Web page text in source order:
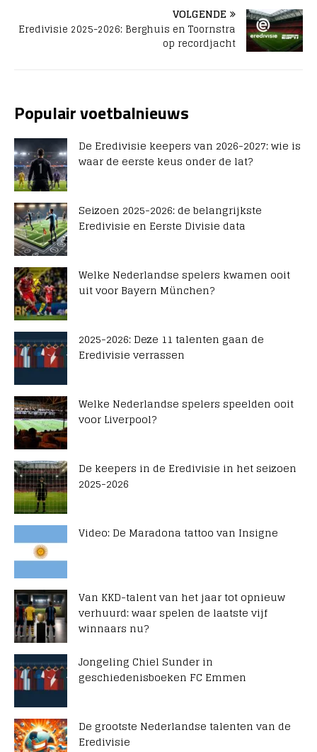
VOLGENDE
Eredivisie 2025-2026: Berghuis en Toornstra
op recordjacht
Populair voetbalnieuws
De Eredivisie keepers van 2026-2027: wie is
waar de eerste keus onder de lat?
Seizoen 2025-2026: de belangrijkste
Eredivisie en Eerste Divisie data
Welke Nederlandse spelers kwamen ooit
uit voor Bayern München?
2025-2026: Deze 11 talenten gaan de
Eredivisie verrassen
Welke Nederlandse spelers speelden ooit
voor Liverpool?
De keepers in de Eredivisie in het seizoen
2025-2026
Video: De Maradona tattoo van Insigne
Van KKD-talent van het jaar tot opnieuw
verhuurd: waar spelen de laatste vijf
winnaars nu?
Jongeling Chiel Sunder in
geschiedenisboeken FC Emmen
De grootste Nederlandse talenten van de
Eredivisie